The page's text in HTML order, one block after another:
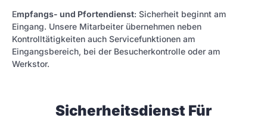
Empfangs- und Pfortendienst: Sicherheit beginnt am
Eingang. Unsere Mitarbeiter übernehmen neben
Kontrolltätigkeiten auch Servicefunktionen am
Eingangsbereich, bei der Besucherkontrolle oder am
Werkstor.
Sicherheitsdienst Für